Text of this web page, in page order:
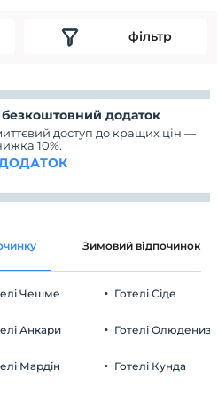
фільтр
додаток
доступ до кращих цін —
10%.
Зимовий відпочинок
Чешме
Анкари
Мардін
Готелі Сіде
Готелі Олюдениза
Готелі Кунда